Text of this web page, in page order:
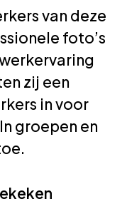
van deze
foto’s
zij een
in voor
groepen en